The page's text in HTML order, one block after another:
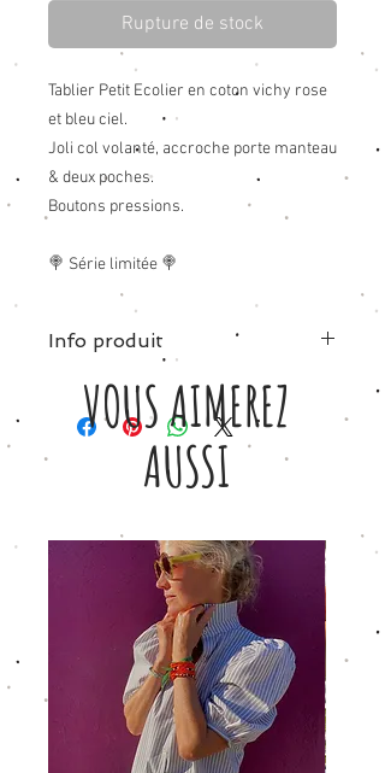
Rupture de stock
Tablier Petit Ecolier en coton vichy rose
et bleu ciel.
Joli col volanté, accroche porte manteau
& deux poches.
Boutons pressions.
🍭 Série limitée 🍭
Info produit
Tissu:100% coton - vichy tons pastels
bleu & rose.
VOUS AIMEREZ
AUSSI